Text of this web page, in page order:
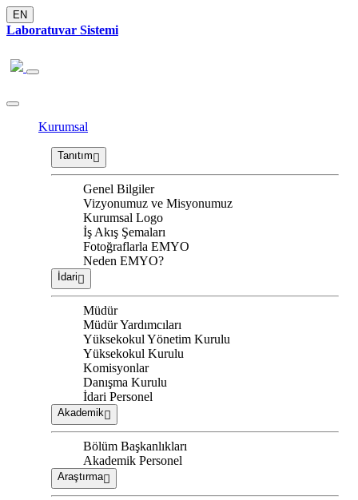
EN
Laboratuvar Sistemi
Kurumsal
Tanıtım
Genel Bilgiler
Vizyonumuz ve Misyonumuz
Kurumsal Logo
İş Akış Şemaları
Fotoğraflarla EMYO
Neden EMYO?
İdari
Müdür
Müdür Yardımcıları
Yüksekokul Yönetim Kurulu
Yüksekokul Kurulu
Komisyonlar
Danışma Kurulu
İdari Personel
Akademik
Bölüm Başkanlıkları
Akademik Personel
Araştırma